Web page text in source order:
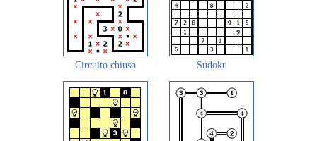
Circuito chiuso Sudoku